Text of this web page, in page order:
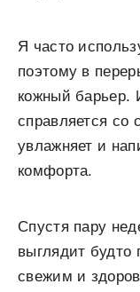
Я часто
поэтому в
кожный барьер.
справляется со
увлажняет и
комфорта.
Спустя пару
выглядит будто
свежим и